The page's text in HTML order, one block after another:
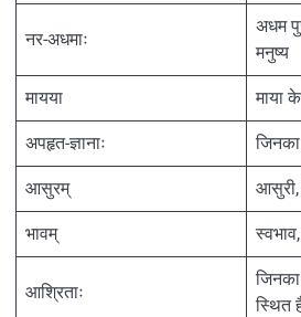
नर-अधमाः
अधम
मनुष्य
मायया माया
अपहृत-ज्ञानाः जिनका
आसुरम् आसुरी,
भावम् स्वभाव,
आश्रिताः
स्थित